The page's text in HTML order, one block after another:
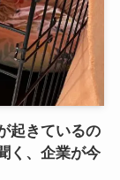
起きているの
く、企業が今